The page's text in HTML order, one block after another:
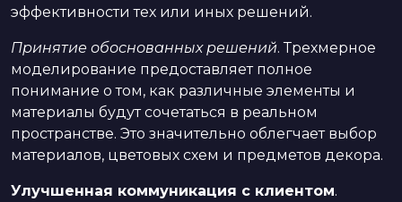
эффективности тех или иных решений.
Принятие обоснованных решений. Трехмерное
моделирование предоставляет полное
понимание о том, как различные элементы и
материалы будут сочетаться в реальном
пространстве. Это значительно облегчает выбор
материалов, цветовых схем и предметов декора.
Улучшенная коммуникация с клиентом.